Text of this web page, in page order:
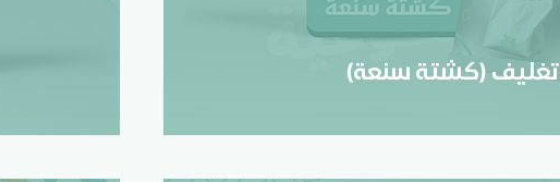
تغليف (كشتة سنعة)